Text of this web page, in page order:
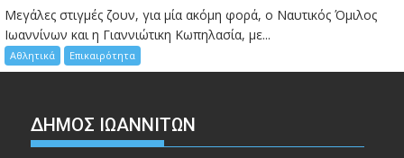
Μεγάλες στιγμές ζουν, για μία ακόμη φορά, ο Ναυτικός Όμιλος
Ιωαννίνων και η Γιαννιώτικη Κωπηλασία, με...
Αθλητικά Επικαιρότητα
ΔΗΜΟΣ ΙΩΑΝΝΙΤΩΝ